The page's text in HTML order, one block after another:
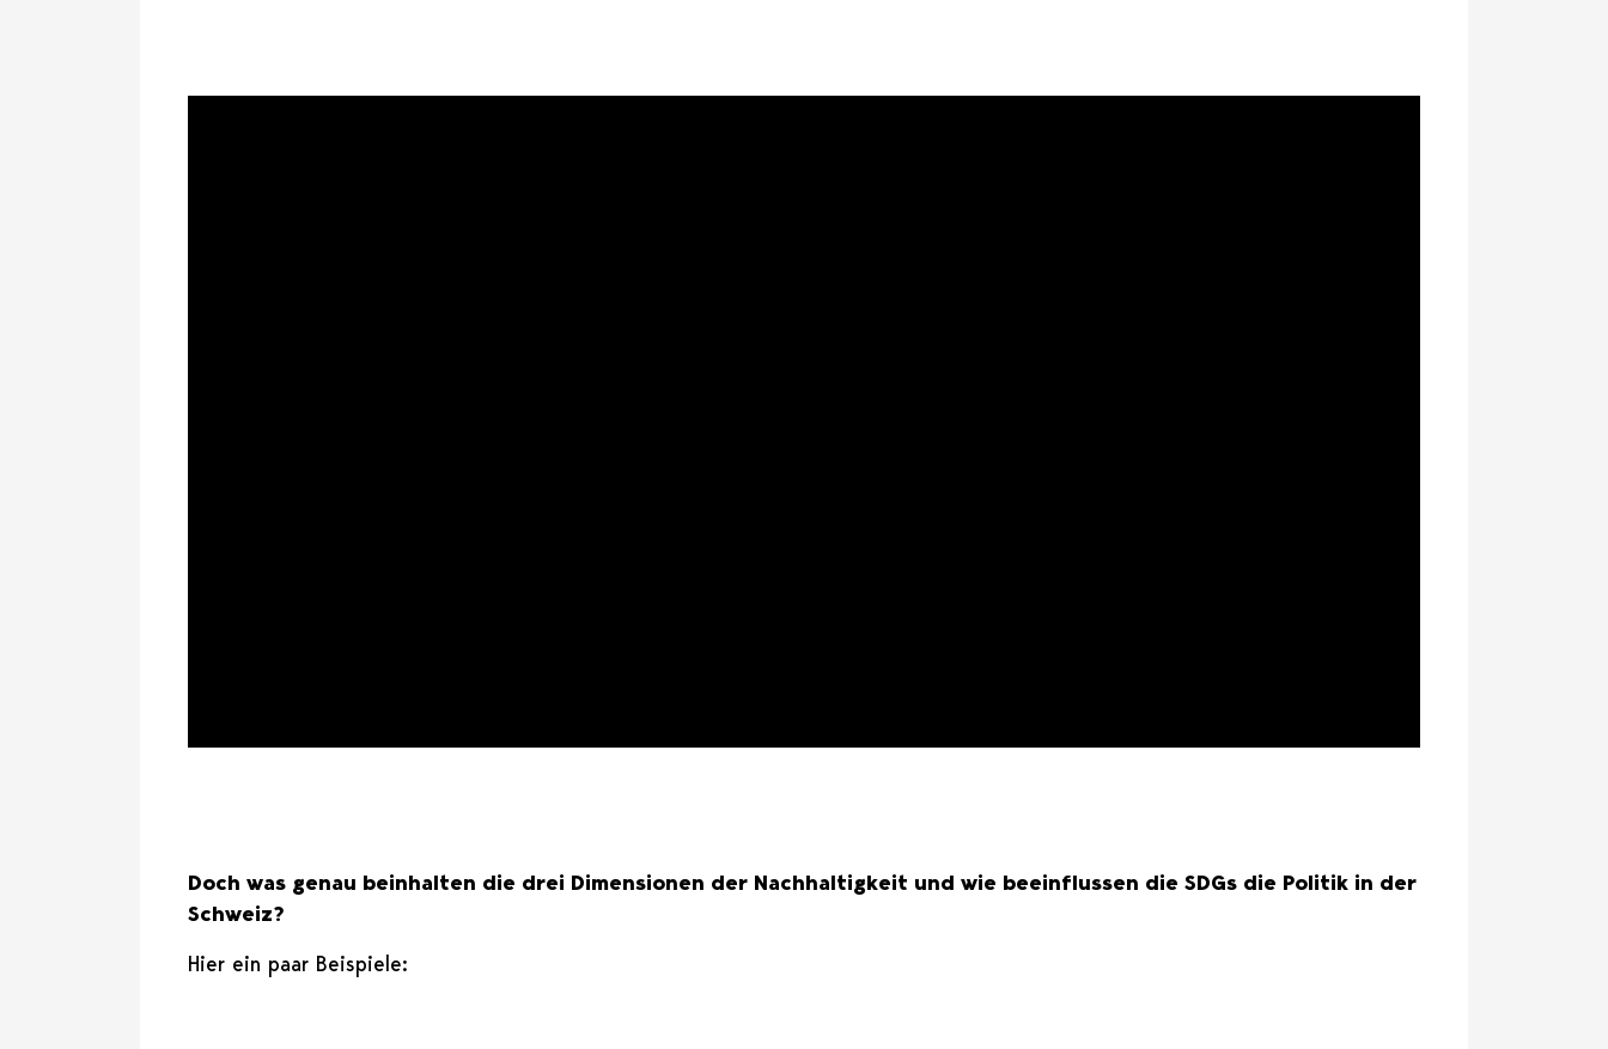
Doch was genau beinhalten die drei Dimensionen der Nachhaltigkeit und wie beeinflussen die SDGs die Politik in der
Schweiz?
Hier ein paar Beispiele: